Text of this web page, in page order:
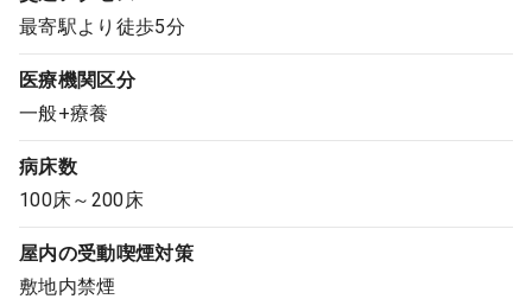
クリニック開業
お問合せ
採用をお考えの医療機関の方
最寄駅より徒歩5分
医療機関区分
一般+療養
病床数
100床～200床
屋内の受動喫煙対策
敷地内禁煙